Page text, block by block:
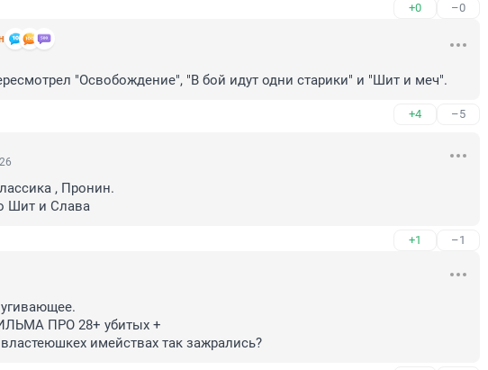
+0 –0
"Освобождение", "В бой идут одни старики" и "Шит и меч".
+4 –5
, Пронин.
Шит и Слава
+1 –1
имействах так зажрались?